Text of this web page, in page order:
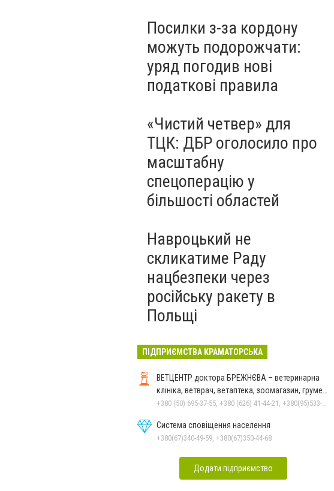
Посилки з-за кордону
можуть подорожчати:
уряд погодив нові
податкові правила
«Чистий четвер» для
ТЦК: ДБР оголосило про
масштабну
спецоперацію у
більшості областей
Навроцький не
скликатиме Раду
нацбезпеки через
російську ракету в
Польщі
ПІДПРИЄМСТВА КРАМАТОРСЬКА
ВЕТЦЕНТР доктора БРЕЖНЄВА – ветеринарна
клініка, ветврач, ветаптека, зоомагазин, грумер,
стрижки.
+380 (50) 695-37-55, +380 (626) 41-44-21, +380(95)533-90-03
Система сповіщення населення
+380(67)340-49-59, +380(67)350-44-68
Додати підприємство